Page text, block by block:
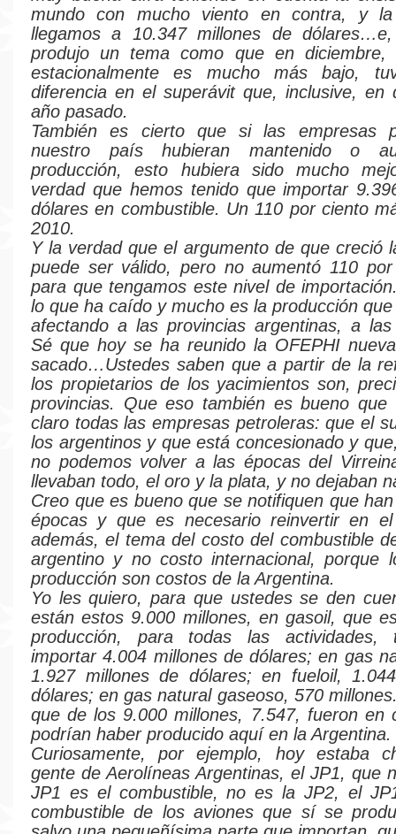
mundo con mucho viento en contra, y
llegamos a 10.347 millones de
produjo un tema como que en diciembre,
estacionalmente es mucho más bajo,
diferencia en el superávit que, inclusive, en
año pasado.
También es cierto que si las empresas
nuestro país hubieran mantenido o
producción, esto hubiera sido mucho
verdad que hemos tenido que importar
dólares en combustible. Un 110 por ciento
2010.
Y la verdad que el argumento de que creció
puede ser válido, pero no aumentó 110
para que tengamos este nivel de
lo que ha caído y mucho es la producción
afectando a las provincias argentinas, a las
Sé que hoy se ha reunido la OFEPHI
sacado…Ustedes saben que a partir de la
los propietarios de los yacimientos son,
provincias. Que eso también es bueno que
claro todas las empresas petroleras: que el
los argentinos y que está concesionado y
no podemos volver a las épocas del
llevaban todo, el oro y la plata, y no dejaban
Creo que es bueno que se notifiquen que
épocas y que es necesario reinvertir en
además, el tema del costo del combustible
argentino y no costo internacional, porque
producción son costos de la Argentina.
Yo les quiero, para que ustedes se den
están estos 9.000 millones, en gasoil, que
producción, para todas las actividades,
importar 4.004 millones de dólares; en gas
1.927 millones de dólares; en fueloil,
dólares; en gas natural gaseoso, 570
que de los 9.000 millones, 7.547, fueron en
podrían haber producido aquí en la Argentina.
Curiosamente, por ejemplo, hoy estaba
gente de Aerolíneas Argentinas, el JP1, que
JP1 es el combustible, no es la JP2, el
combustible de los aviones que sí se